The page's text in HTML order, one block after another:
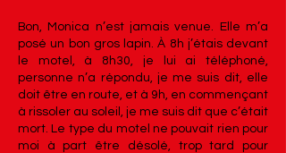
Bon, Monica n’est jamais venue. Elle m’a
posé un bon gros lapin. À 8h j’étais devant
le motel, à 8h30, je lui ai téléphoné,
personne n’a répondu, je me suis dit, elle
doit être en route, et à 9h, en commençant
à rissoler au soleil, je me suis dit que c’était
mort. Le type du motel ne pouvait rien pour
moi à part être désolé, trop tard pour